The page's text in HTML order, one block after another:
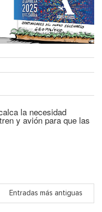
la necesidad
y avión para que las
Entradas más antiguas